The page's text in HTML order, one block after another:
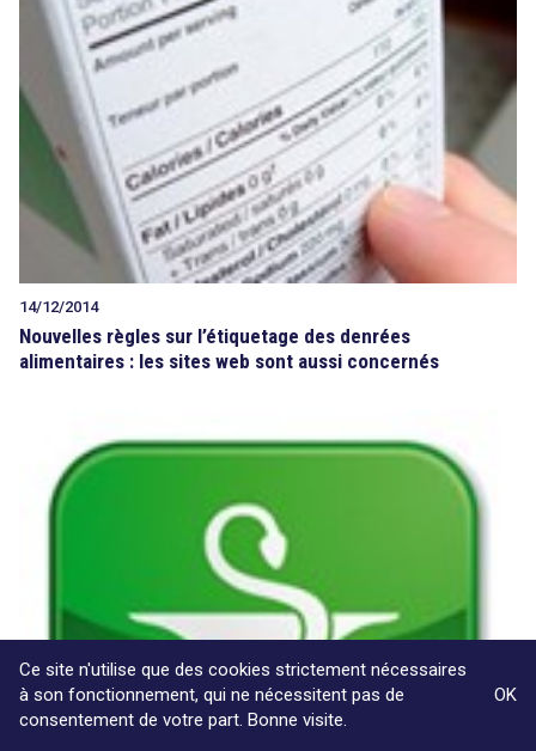
14/12/2014
Nouvelles règles sur l’étiquetage des denrées
alimentaires : les sites web sont aussi concernés
Ce site n'utilise que des cookies strictement nécessaires
à son fonctionnement, qui ne nécessitent pas de
consentement de votre part. Bonne visite.
OK